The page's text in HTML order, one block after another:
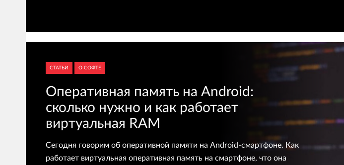
СТАТЬИ О СОФТЕ
Оперативная память на Android:
сколько нужно и как работает
виртуальная RAM
Сегодня говорим об оперативной памяти на Android-смартфоне. Как
работает виртуальная оперативная память на смартфоне, что она